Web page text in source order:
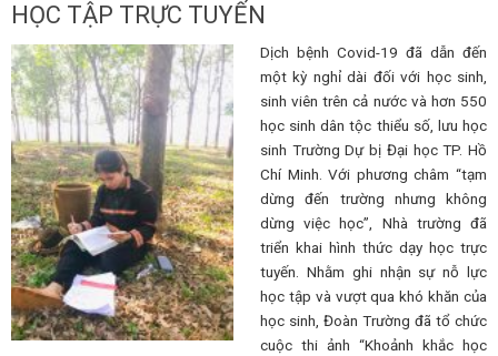
HỌC TẬP TRỰC TUYẾN
Dịch bệnh Covid-19 đã dẫn đến
một kỳ nghỉ dài đối với học sinh,
sinh viên trên cả nước và hơn 550
học sinh dân tộc thiểu số, lưu học
sinh Trường Dự bị Đại học TP. Hồ
Chí Minh. Với phương châm “tạm
dừng đến trường nhưng không
dừng việc học”, Nhà trường đã
triển khai hình thức dạy học trực
tuyến. Nhằm ghi nhận sự nỗ lực
học tập và vượt qua khó khăn của
học sinh, Đoàn Trường đã tổ chức
cuộc thi ảnh “Khoảnh khắc học